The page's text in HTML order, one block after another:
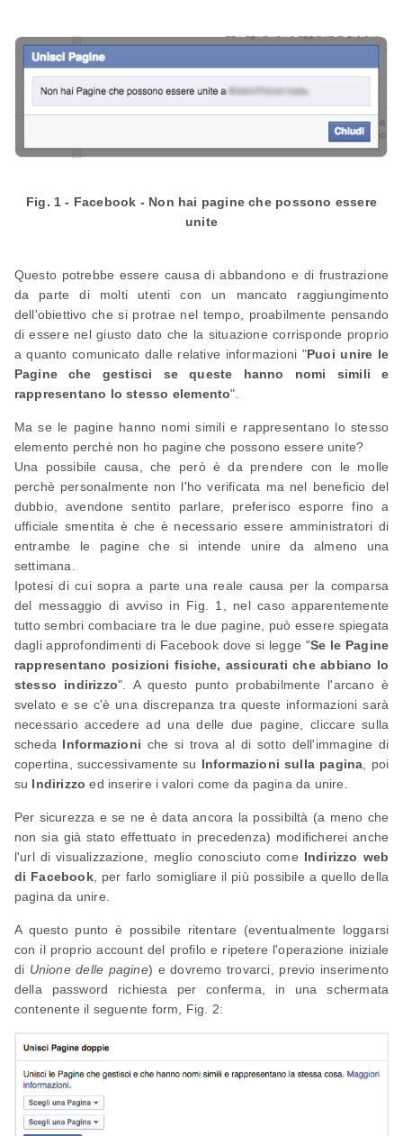
Fig. 1 - Facebook - Non hai pagine che possono essere
unite
Questo potrebbe essere causa di abbandono e di frustrazione
da parte di molti utenti con un mancato raggiungimento
dell'obiettivo che si protrae nel tempo, proabilmente pensando
di essere nel giusto dato che la situazione corrisponde proprio
a quanto comunicato dalle relative informazioni "Puoi unire le
Pagine che gestisci se queste hanno nomi simili e
rappresentano lo stesso elemento".
Ma se le pagine hanno nomi simili e rappresentano lo stesso
elemento perchè non ho pagine che possono essere unite?
Una possibile causa, che però è da prendere con le molle
perchè personalmente non l'ho verificata ma nel beneficio del
dubbio, avendone sentito parlare, preferisco esporre fino a
ufficiale smentita è che è necessario essere amministratori di
entrambe le pagine che si intende unire da almeno una
settimana.
Ipotesi di cui sopra a parte una reale causa per la comparsa
del messaggio di avviso in Fig. 1, nel caso apparentemente
tutto sembri combaciare tra le due pagine, può essere spiegata
dagli approfondimenti di Facebook dove si legge "Se le Pagine
rappresentano posizioni fisiche, assicurati che abbiano lo
stesso indirizzo". A questo punto probabilmente l'arcano è
svelato e se c'è una discrepanza tra queste informazioni sarà
necessario accedere ad una delle due pagine, cliccare sulla
scheda Informazioni che si trova al di sotto dell'immagine di
copertina, successivamente su Informazioni sulla pagina, poi
su Indirizzo ed inserire i valori come da pagina da unire.
Per sicurezza e se ne è data ancora la possibiltà (a meno che
non sia già stato effettuato in precedenza) modificherei anche
l'url di visualizzazione, meglio conosciuto come Indirizzo web
di Facebook, per farlo somigliare il più possibile a quello della
pagina da unire.
A questo punto è possibile ritentare (eventualmente loggarsi
con il proprio account del profilo e ripetere l'operazione iniziale
di Unione delle pagine) e dovremo trovarci, previo inserimento
della password richiesta per conferma, in una schermata
contenente il seguente form, Fig. 2: